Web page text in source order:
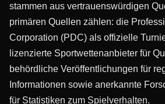
stammen aus vertrauenswürdigen
primären Quellen zählen: die
Corporation (PDC) als offizielle
lizenzierte Sportwettenanbieter für
behördliche Veröffentlichungen für
Informationen sowie anerkannte
für Statistiken zum Spielverhalten.